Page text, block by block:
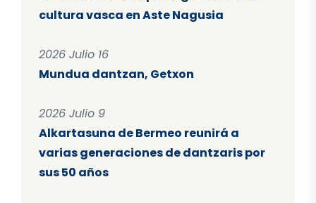
cultura vasca en Aste Nagusia
2026 Julio 16
Mundua dantzan, Getxon
2026 Julio 9
Alkartasuna de Bermeo reunirá a
varias generaciones de dantzaris por
sus 50 años